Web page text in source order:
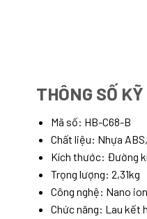
THÔNG SỐ
Mã số: HB-C68-B
Chất liệu: Nhựa
Kích thước: Đường
Trọng lượng: 2,31kg
Công nghệ: Nano
Chức năng: Lau kết